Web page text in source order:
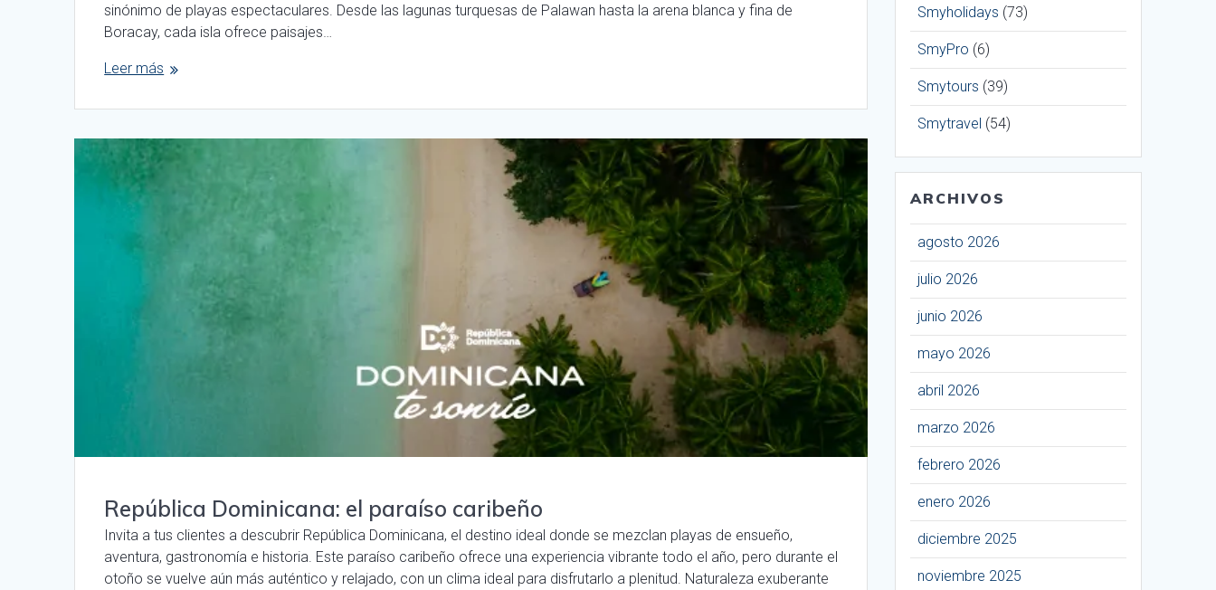
sinónimo de playas espectaculares. Desde las lagunas turquesas de Palawan hasta la arena blanca y fina de
Boracay, cada isla ofrece paisajes…
Leer más
República Dominicana: el paraíso caribeño
Invita a tus clientes a descubrir República Dominicana, el destino ideal donde se mezclan playas de ensueño,
aventura, gastronomía e historia. Este paraíso caribeño ofrece una experiencia vibrante todo el año, pero durante el
otoño se vuelve aún más auténtico y relajado, con un clima ideal para disfrutarlo a plenitud. Naturaleza exuberante
Smyholidays (73)
SmyPro (6)
Smytours (39)
Smytravel (54)
ARCHIVOS
agosto 2026
julio 2026
junio 2026
mayo 2026
abril 2026
marzo 2026
febrero 2026
enero 2026
diciembre 2025
noviembre 2025